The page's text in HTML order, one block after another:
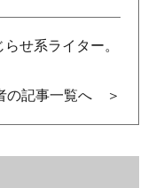
せ系ライター。
の記事一覧へ ＞